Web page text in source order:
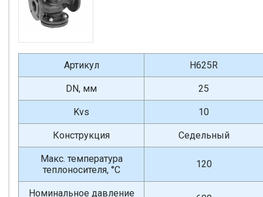
Артикул H625R
DN, мм 25
Kvs 10
Конструкция Седельный
Макс. температура
теплоносителя, °С
120
Номинальное давление